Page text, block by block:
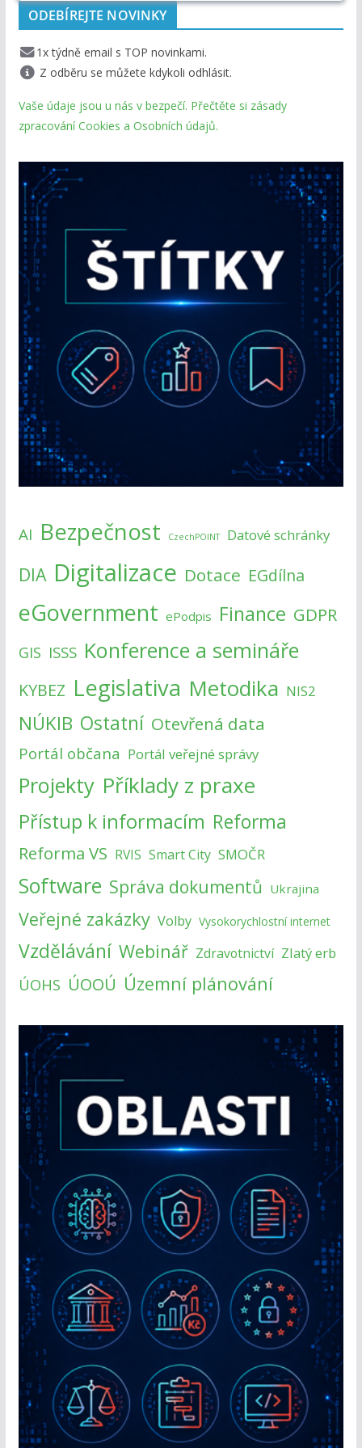
ODEBÍREJTE NOVINKY
1x týdně email s TOP novinkami.
Z odběru se můžete kdykoli odhlásit.
Vaše údaje jsou u nás v bezpečí. Přečtěte si zásady
zpracování Cookies a Osobních údajů.
AI Bezpečnost CzechPOINT Datové schránky
DIA Digitalizace Dotace EGdílna
eGovernment ePodpis Finance GDPR
GIS ISSS Konference a semináře
KYBEZ Legislativa Metodika NIS2
NÚKIB Ostatní Otevřená data
Portál občana Portál veřejné správy
Projekty Příklady z praxe
Přístup k informacím Reforma
Reforma VS RVIS Smart City SMOČR
Software Správa dokumentů Ukrajina
Veřejné zakázky Volby Vysokorychlostní internet
Vzdělávání Webinář Zdravotnictví Zlatý erb
ÚOHS ÚOOÚ Územní plánování